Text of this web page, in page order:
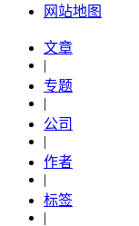
网站地图
文章
|
专题
|
公司
|
作者
|
标签
|